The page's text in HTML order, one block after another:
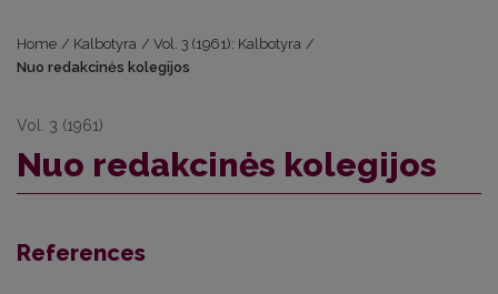
Home / Kalbotyra / Vol. 3 (1961): Kalbotyra /
Nuo redakcinės kolegijos
Vol. 3 (1961)
Nuo redakcinės kolegijos
References